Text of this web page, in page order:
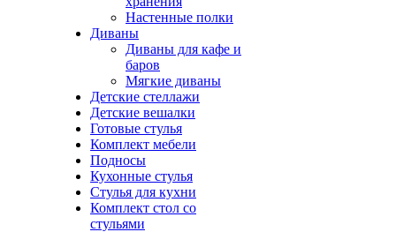
Настенные полки
Диваны
Диваны для кафе и
баров
Мягкие диваны
Детские стеллажи
Детские вешалки
Готовые стулья
Комплект мебели
Подносы
Кухонные стулья
Стулья для кухни
Комплект стол со
стульями